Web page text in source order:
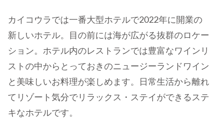
カイコウラでは一番大型ホテルで2022年に開業の
新しいホテル。目の前には海が広がる抜群のロケー
ション。ホテル内のレストランでは豊富なワインリ
ストの中からとっておきのニュージーランドワイン
と美味しいお料理が楽しめます。日常生活から離れ
てリゾート気分でリラックス・ステイができるステ
キなホテルです。